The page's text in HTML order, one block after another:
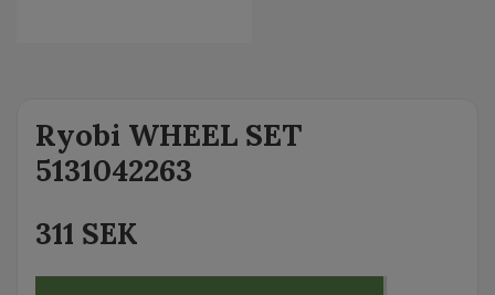
Ryobi WHEEL SET
5131042263
311 SEK